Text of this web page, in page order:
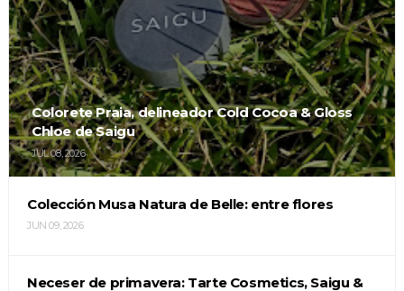
Colorete Praia, delineador Cold Cocoa & Gloss
Chloe de Saigu
JUL 08, 2026
Colección Musa Natura de Belle: entre flores
JUN 09, 2026
Neceser de primavera: Tarte Cosmetics, Saigu &